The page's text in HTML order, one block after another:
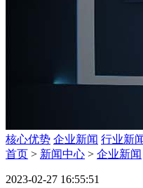
核心优势 企业新闻 行业新
首页 > 新闻中心 > 企业新闻
2023-02-27 16:55:51